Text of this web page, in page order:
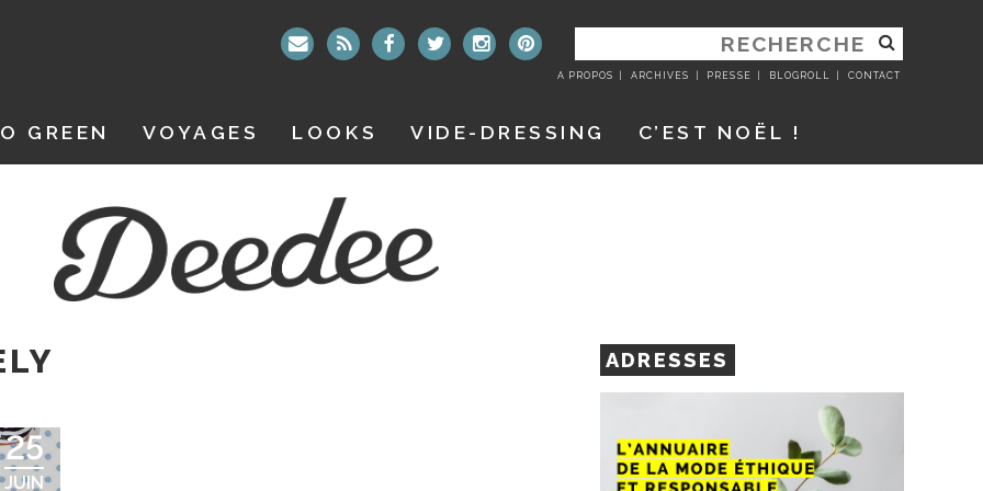
RECHERCHER
:
A PROPOS ARCHIVES PRESSE BLOGROLL CONTACT
GREEN VOYAGES LOOKS VIDE-DRESSING C’EST NOËL !
25
JUIN
ADRESSES